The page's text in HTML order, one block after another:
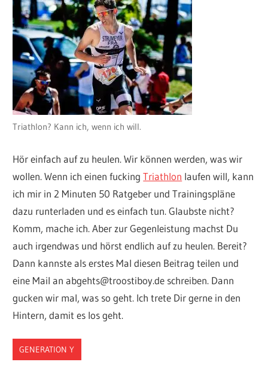
Triathlon? Kann ich, wenn ich will.
Hör einfach auf zu heulen. Wir können werden, was wir
wollen. Wenn ich einen fuckingTriathlon laufen will, kann
ich mir in 2 Minuten 50 Ratgeber und Trainingspläne
dazu runterladen und es einfach tun. Glaubste nicht?
Komm, mache ich. Aber zur Gegenleistung machst Du
auch irgendwas und hörst endlich auf zu heulen. Bereit?
Dann kannste als erstes Mal diesen Beitrag teilen und
eine Mail an abgehts@troostiboy.de schreiben. Dann
gucken wir mal, was so geht. Ich trete Dir gerne in den
Hintern, damit es los geht.
GENERATION Y